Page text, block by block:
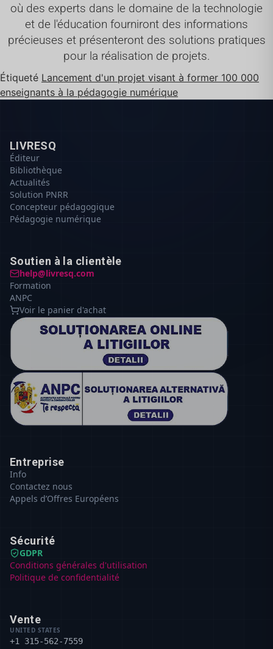
où des experts dans le domaine de la technologie
et de l'éducation fourniront des informations
précieuses et présenteront des solutions pratiques
pour la réalisation de projets.
Étiqueté Lancement d'un projet visant à former 100 000
enseignants à la pédagogie numérique
LIVRESQ
Éditeur
Bibliothèque
Actualités
Solution PNRR
Concepteur pédagogique
Pédagogie numérique
Soutien à la clientèle
help@livresq.com
Formation
ANPC
Voir le panier d'achat
Entreprise
Info
Contactez nous
Appels d’Offres Européens
Sécurité
GDPR
Conditions générales d'utilisation
Politique de confidentialité
Vente
UNITED STATES
+1 315-562-7559